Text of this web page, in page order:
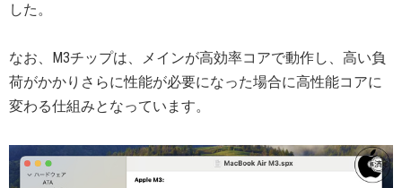
した。
なお、M3チップは、メインが高効率コアで動作し、高い負
荷がかかりさらに性能が必要になった場合に高性能コアに
変わる仕組みとなっています。